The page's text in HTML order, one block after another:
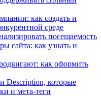
как создать и
среде
сайта: как узнать и
Description, которые
и мета-теги